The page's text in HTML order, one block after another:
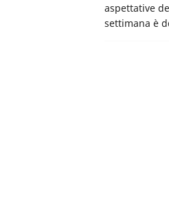
aspettative
settimana è